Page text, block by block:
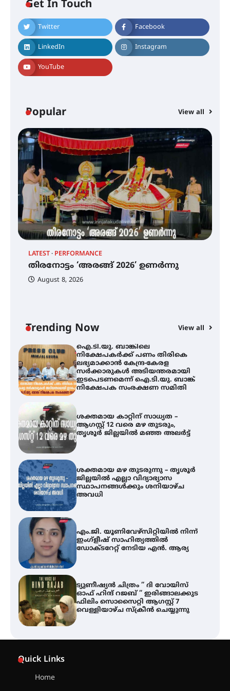
Get In Touch
Twitter Facebook
LinkedIn Instagram
YouTube
Popular View all
LATEST PERFORMANCE
തിരനോട്ടം ‘അരങ്ങ് 2026’ ഉണർന്നു
August 8, 2026
Trending Now View all
നിക്ഷേപകർക്ക് പണം തിരികെ
ലഭ്യമാക്കാൻ കേന്ദ്ര-കേരള
സർക്കാരുകൾ അടിയന്തരമായി
ഇടപെടണമെന്ന് ഐ.ടി.യു. ബാങ്ക്
നിക്ഷേപക സംരക്ഷണ സമിതി
ശക്തമായ കാറ്റിന് സാധ്യത –
ജില്ലയിൽ എല്ലാ വിദ്യാഭ്യാസ
സ്ഥാപനങ്ങൾക്കും ശനിയാഴ്ച
അവധി
എം.ജി. യൂണിവേഴ്‌സിറ്റിയിൽ നിന്ന്
ഇംഗ്ളീഷ് സാഹിത്യത്തിൽ
ഡോക്ടറേറ്റ് നേടിയ എൻ. ആര്യ
ട്യുണീഷ്യൻ ചിത്രം ” ദി വോയിസ്
ഫിലിം സൊസൈറ്റി ആഗസ്റ്റ് 7
വെള്ളിയാഴ്ച സ്‌ക്രീൻ ചെയ്യുന്നു
ഐ.ടി.യു. ബാങ്കിലെ
നിക്ഷേപകർക്ക് പണം തിരികെ
ലഭ്യമാക്കാൻ കേന്ദ്ര-കേരള
സർക്കാരുകൾ അടിയന്തരമായി
ഇടപെടണമെന്ന് ഐ.ടി.യു. ബാങ്ക്
നിക്ഷേപക സംരക്ഷണ സമിതി
ശക്തമായ കാറ്റിന് സാധ്യത –
ആഗസ്റ്റ് 12 വരെ മഴ തുടരും,
തൃശൂർ ജില്ലയിൽ മഞ്ഞ അലർട്ട്
ശക്തമായ മഴ തുടരുന്നു – തൃശൂർ
ജില്ലയിൽ എല്ലാ വിദ്യാഭ്യാസ
സ്ഥാപനങ്ങൾക്കും ശനിയാഴ്ച
അവധി
എം.ജി. യൂണിവേഴ്‌സിറ്റിയിൽ നിന്ന്
ഇംഗ്ളീഷ് സാഹിത്യത്തിൽ
ഡോക്ടറേറ്റ് നേടിയ എൻ. ആര്യ
ട്യുണീഷ്യൻ ചിത്രം ” ദി വോയിസ്
ഓഫ് ഹിന്ദ് റജബ് ” ഇരിങ്ങാലക്കുട
ഫിലിം സൊസൈറ്റി ആഗസ്റ്റ് 7
വെള്ളിയാഴ്ച സ്‌ക്രീൻ ചെയ്യുന്നു
Quick Links
Home